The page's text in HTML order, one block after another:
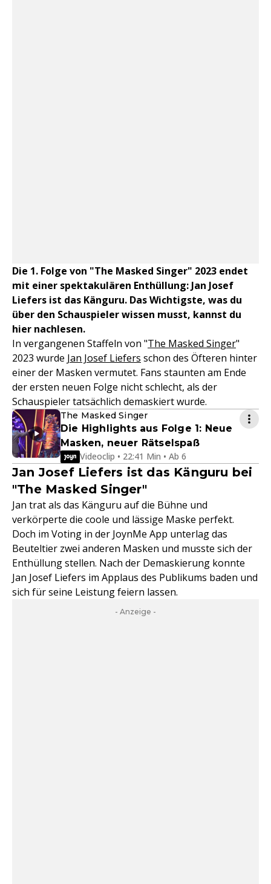
Die 1. Folge von "The Masked Singer" 2023 endet
mit einer spektakulären Enthüllung: Jan Josef
Liefers ist das Känguru. Das Wichtigste, was du
über den Schauspieler wissen musst, kannst du
hier nachlesen.
In vergangenen Staffeln von "The Masked Singer"
2023 wurde Jan Josef Liefers schon des Öfteren hinter
einer der Masken vermutet. Fans staunten am Ende
der ersten neuen Folge nicht schlecht, als der
Schauspieler tatsächlich demaskiert wurde.
The Masked Singer
Die Highlights aus Folge 1: Neue
Masken, neuer Rätselspaß
Videoclip • 22:41 Min • Ab 6
Jan Josef Liefers ist das Känguru bei
"The Masked Singer"
Jan trat als das Känguru auf die Bühne und
verkörperte die coole und lässige Maske perfekt.
Doch im Voting in der JoynMe App unterlag das
Beuteltier zwei anderen Masken und musste sich der
Enthüllung stellen. Nach der Demaskierung konnte
Jan Josef Liefers im Applaus des Publikums baden und
sich für seine Leistung feiern lassen.
- Anzeige -